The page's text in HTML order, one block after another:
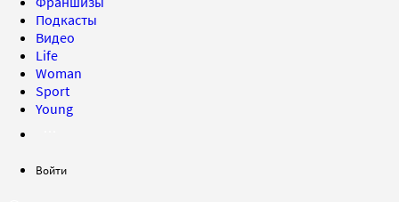
Подкасты
Видео
Life
Woman
Sport
Young
Войти